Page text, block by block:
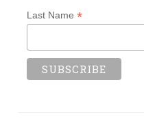
Last Name *